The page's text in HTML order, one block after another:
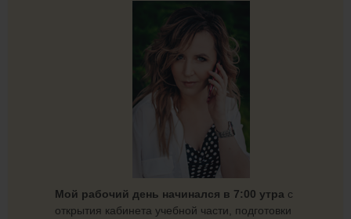
Мой рабочий день начинался в 7:00 утра с
открытия кабинета учебной части, подготовки